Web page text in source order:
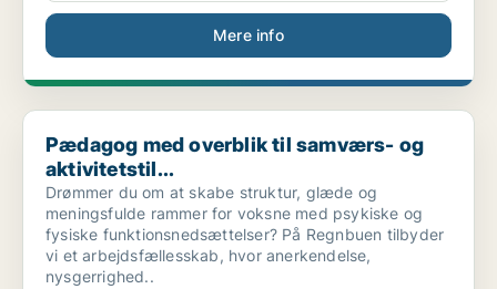
Mere info
Pædagog med overblik til samværs- og aktivitetstil...
Pædagog med overblik til samværs- og
aktivitetstil...
Drømmer du om at skabe struktur, glæde og
meningsfulde rammer for voksne med psykiske og
fysiske funktionsnedsættelser? På Regnbuen tilbyder
vi et arbejdsfællesskab, hvor anerkendelse,
nysgerrighed..